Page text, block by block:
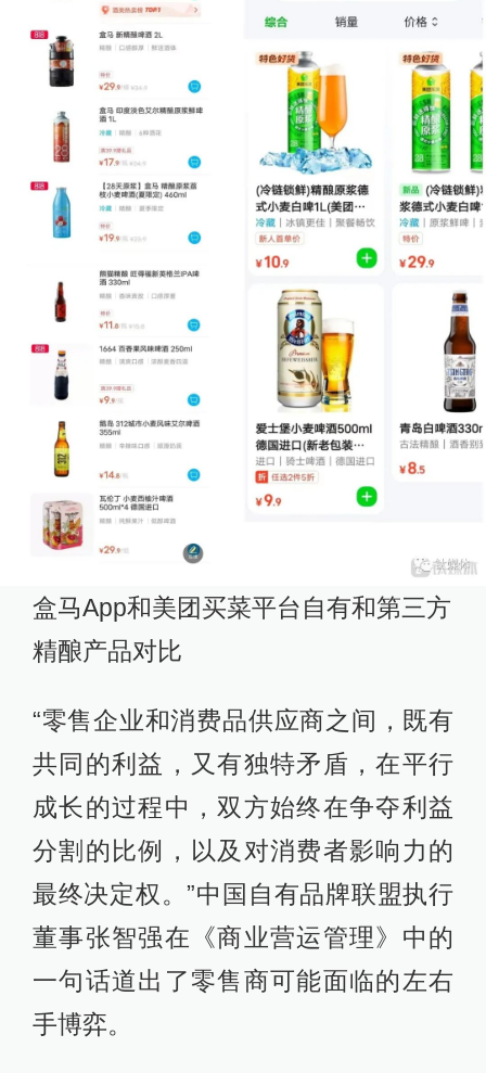
盒马App和美团买菜平台自有和第三方
精酿产品对比
“零售企业和消费品供应商之间，既有
共同的利益，又有独特矛盾，在平行
成长的过程中，双方始终在争夺利益
分割的比例，以及对消费者影响力的
最终决定权。”中国自有品牌联盟执行
董事张智强在《商业营运管理》中的
一句话道出了零售商可能面临的左右
手博弈。